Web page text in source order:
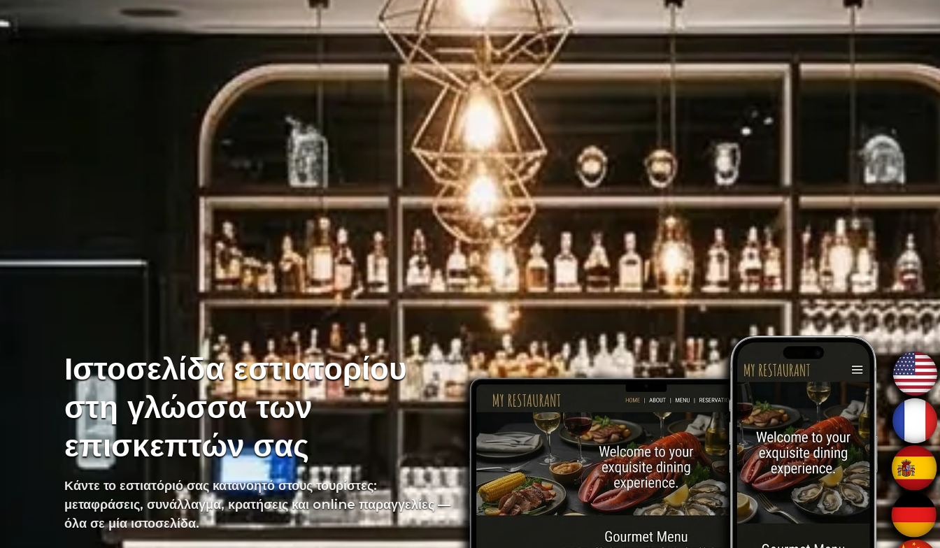
Ιστοσελίδα εστιατορίου
στη γλώσσα των
επισκεπτών σας
Κάντε το εστιατόριό σας κατανοητό στους τουρίστες:
μεταφράσεις, συνάλλαγμα, κρατήσεις και online παραγγελίες —
όλα σε μία ιστοσελίδα.